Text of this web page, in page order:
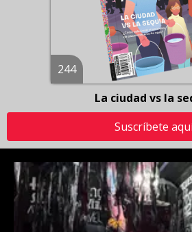
244
La ciudad vs la
Suscríbete